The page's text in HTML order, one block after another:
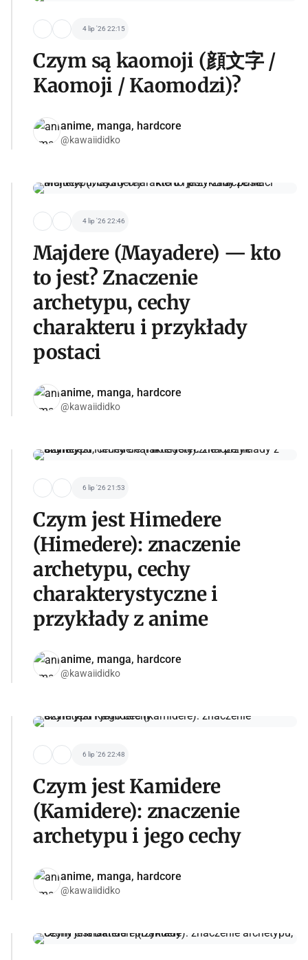
4 lip '26 22:15
Czym są kaomoji (顔文字 /
Kaomoji / Kaomodzi)?
anime, manga, hardcore
@kawaiididko
4 lip '26 22:46
Majdere (Mayadere) — kto
to jest? Znaczenie
archetypu, cechy
charakteru i przykłady
postaci
anime, manga, hardcore
@kawaiididko
6 lip '26 21:53
Czym jest Himedere
(Himedere): znaczenie
archetypu, cechy
charakterystyczne i
przykłady z anime
anime, manga, hardcore
@kawaiididko
6 lip '26 22:48
Czym jest Kamidere
(Kamidere): znaczenie
archetypu i jego cechy
anime, manga, hardcore
@kawaiididko